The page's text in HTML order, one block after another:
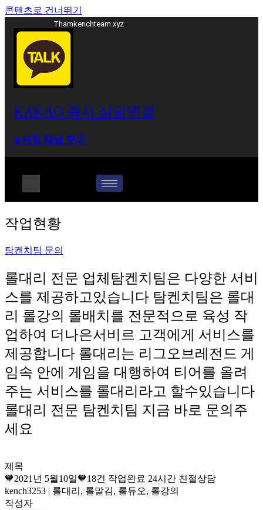
콘텐츠로 건너뛰기
Thamkenchteam.xyz
KAKAO 즉시 상담연결
⁕사칭 채널 주의
작업현황
탐켄치팀 문의
롤대리 전문 업체탐켄치팀은 다양한 서비
스를 제공하고있습니다 탐켄치팀은 롤대
리 롤강의 롤배치를 전문적으로 육성 작
업하여 더나은서비르 고객에게 서비스를
제공합니다 롤대리는 리그오브레전드 게
임속 안에 게임을 대행하여 티어를 올려
주는 서비스를 롤대리라고 할수있습니다
롤대리 전문 탐켄치팀 지금 바로 문의주
세요
제목
🧡2021년 5월10일🧡18건 작업완료 24시간 친절상담
kench3253 | 롤대리, 롤맡김, 롤듀오, 롤강의
작성자